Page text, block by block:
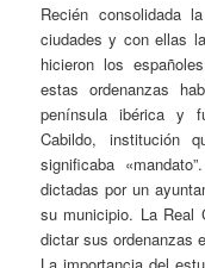
Recién consolidada
ciudades y con ellas
hicieron los
estas ordenanzas
península ibérica y
Cabildo, institución
significaba
dictadas por un
su municipio. La Real
dictar sus ordenanzas